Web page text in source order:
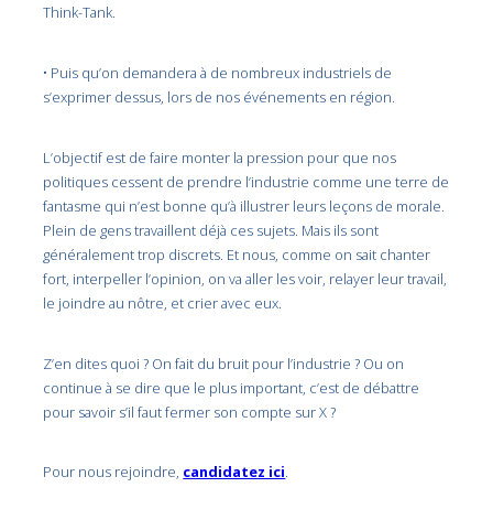
Think-Tank.
• Puis qu’on demandera à de nombreux industriels de
s’exprimer dessus, lors de nos événements en région.
L’objectif est de faire monter la pression pour que nos
politiques cessent de prendre l’industrie comme une terre de
fantasme qui n’est bonne qu’à illustrer leurs leçons de morale.
Plein de gens travaillent déjà ces sujets. Mais ils sont
généralement trop discrets. Et nous, comme on sait chanter
fort, interpeller l’opinion, on va aller les voir, relayer leur travail,
le joindre au nôtre, et crier avec eux.
Z’en dites quoi ? On fait du bruit pour l’industrie ? Ou on
continue à se dire que le plus important, c’est de débattre
pour savoir s’il faut fermer son compte sur X ?
Pour nous rejoindre, candidatez ici.